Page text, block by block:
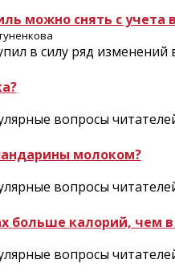
можно снять с учета
в силу ряд
вопросы
молоком?
вопросы
больше калорий, чем
вопросы